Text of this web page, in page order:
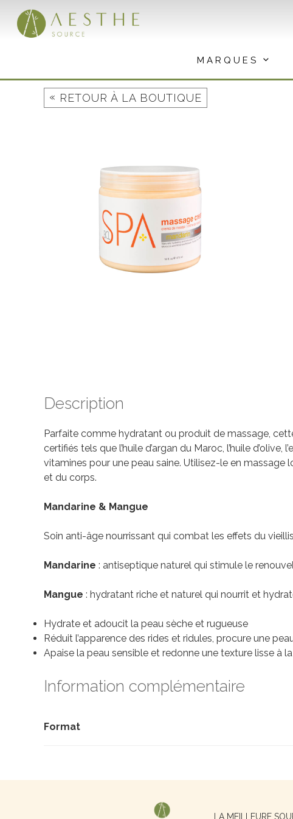
contenu
MARQUES
« RETOUR À LA BOUTIQUE
Description
Parfaite comme hydratant ou produit de massage,
certifiés tels que l’huile d’argan du Maroc, l’huile
vitamines pour une peau saine. Utilisez-le en massage
et du corps.
Mandarine & Mangue
Soin anti-âge nourrissant qui combat les effets du
Mandarine : antiseptique naturel qui stimule le
Mangue : hydratant riche et naturel qui nourrit et
Hydrate et adoucit la peau sèche et rugueuse
Réduit l’apparence des rides et ridules, procure une
Apaise la peau sensible et redonne une texture lisse à
Information complémentaire
Format
LA MEILLEURE